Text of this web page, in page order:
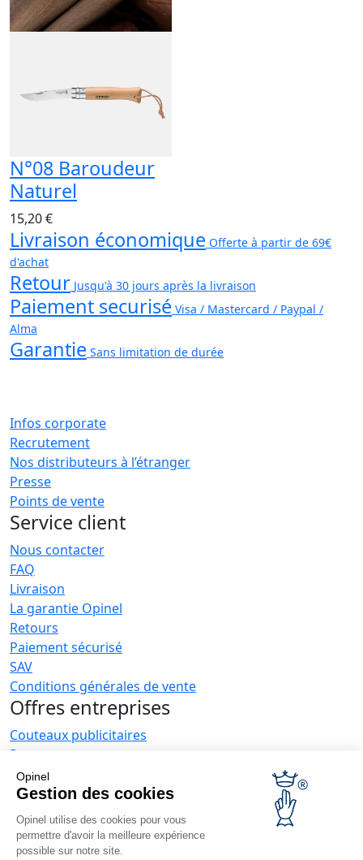
Opinel
Gestion des cookies
Opinel utilise des cookies pour vous
permettre d'avoir la meilleure expérience
possible sur notre site.
N°08 Baroudeur
Naturel
15,20 €
Livraison économique Offerte à partir de 69€
d'achat
Retour Jusqu'à 30 jours après la livraison
Paiement securisé Visa / Mastercard / Paypal /
Alma
Garantie Sans limitation de durée
Infos corporate
Recrutement
Nos distributeurs à l’étranger
Presse
Points de vente
Service client
Nous contacter
FAQ
Livraison
La garantie Opinel
Retours
Paiement sécurisé
SAV
Conditions générales de vente
Offres entreprises
Couteaux publicitaires
Restaurateurs
Opinel News
Recevoir les actualités
Retrouvez-nous